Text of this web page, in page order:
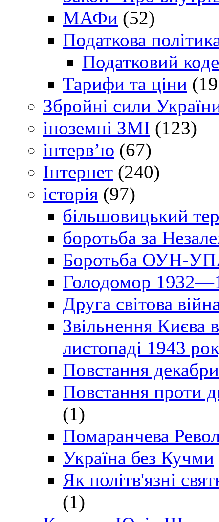
МАФи (52)
Податкова
Податковий
Тарифи та ціни
Збройні сили
іноземні ЗМІ (123)
інтерв’ю (67)
Інтернет (240)
історія (97)
більшовицький
боротьба за
Боротьба ОУН-УПА
Голодомор
Друга світова
Звільнення Києва
листопаді 1943
Повстання
Повстання проти
(1)
Помаранчева
Україна без Кучми
Як політв'язні
(1)